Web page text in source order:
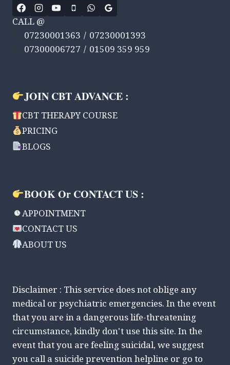
CALL @
07230001363 / 07230001393
07300006727 / 01509 359 959
JOIN CBT ADVANCE :
CBT THERAPY COURSE
PRICING
BLOGS
BOOK Or CONTACT US :
APPOINTMENT
CONTACT US
ABOUT US
Disclaimer : This service does not oblige any
medical or psychiatric emergencies. In the event
that you are in a dangerous life-threatening
circumstance, kindly don't use this site. In the
event that you are feeling suicidal, we suggest
you call a suicide prevention helpline or go to